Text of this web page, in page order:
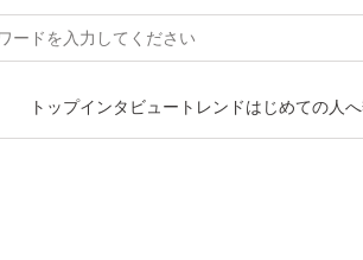
トップインタビュー トレンドはじめての人へ